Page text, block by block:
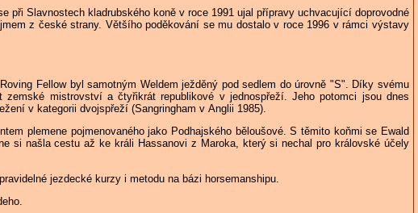
Slavnostech kladrubského koně v roce 1991 ujal přípravy uchvacující doprovodné
z české strany. Většího poděkování se mu dostalo v roce 1996 v rámci výstavy
Fellow byl samotným Weldem ježděný pod sedlem do úrovně "S". Díky svému
mistrovství a čtyřikrát republikové v jednospřeží. Jeho potomci jsou dnes
v kategorii dvojspřeží (Sangringham v Anglii 1985).
plemene pojmenovaného jako Podhajského běloušové. S těmito koňmi se Ewald
si našla cestu až ke králi Hassanovi z Maroka, který si nechal pro královské účely
jezdecké kurzy i metodu na bázi horsemanshipu.